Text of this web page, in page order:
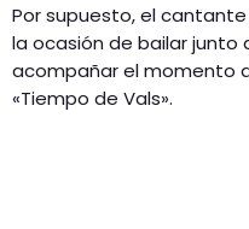
Por supuesto, el
la ocasión de bailar junto
acompañar el momento
«Tiempo de Vals».